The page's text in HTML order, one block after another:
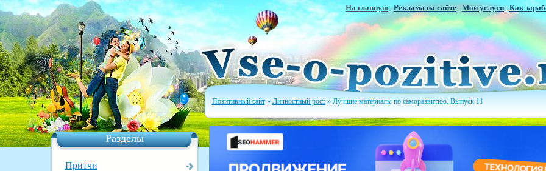
На главную |Реклама на сайте | Мои услуги|Как
Разделы
Притчи
Позитивный сайт» Личностный рост» Лучшие материалы по саморазвитию. Выпуск 11